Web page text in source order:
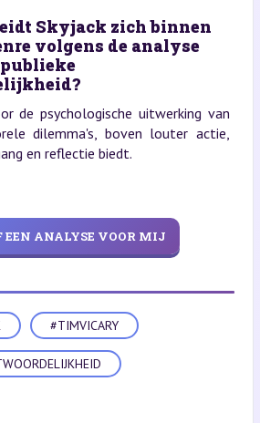
Skyjack zich binnen
volgens de analyse
de psychologische uitwerking van
dilemma's, boven louter actie,
en reflectie biedt.
EEN ANALYSE VOOR MIJ
#TIMVICARY